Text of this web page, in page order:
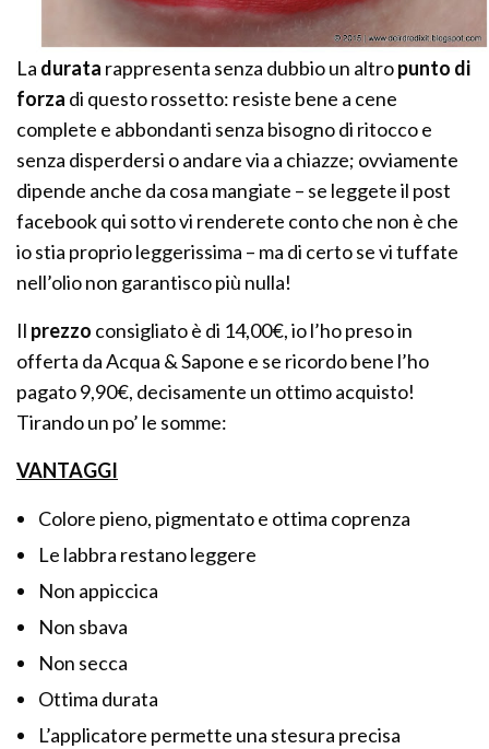
La durata rappresenta senza dubbio un altropunto di
forza di questo rossetto: resiste bene a cene
complete e abbondanti senza bisogno di ritocco e
senza disperdersi o andare via a chiazze; ovviamente
dipende anche da cosa mangiate – se leggete il post
facebook qui sotto vi renderete conto che non è che
io stia proprio leggerissima – ma di certo se vi tuffate
nell’olio non garantisco più nulla!
Il prezzo consigliato è di 14,00€, io l’ho preso in
offerta da Acqua & Sapone e se ricordo bene l’ho
pagato 9,90€, decisamente un ottimo acquisto!
Tirando un po’ le somme:
VANTAGGI
Colore pieno, pigmentato e ottima coprenza
Le labbra restano leggere
Non appiccica
Non sbava
Non secca
Ottima durata
L’applicatore permette una stesura precisa